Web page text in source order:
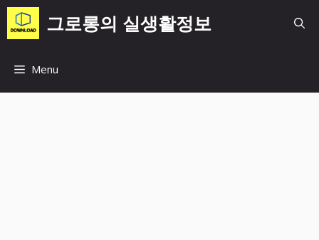
컨
텐
츠
너
그로롱의 실생활정보
Menu